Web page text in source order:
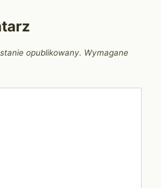
opublikowany. Wymagane